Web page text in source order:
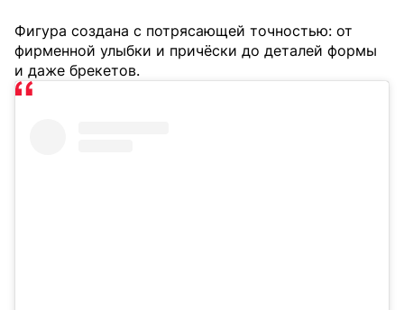
Фигура создана с потрясающей точностью: от
фирменной улыбки и причёски до деталей формы
и даже брекетов.